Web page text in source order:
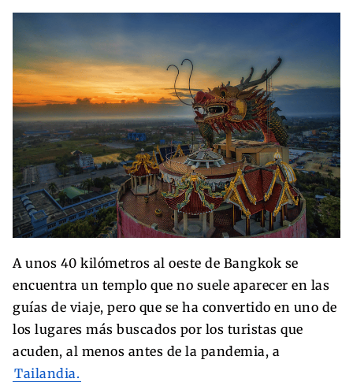
A unos 40 kilómetros al oeste de Bangkok se
encuentra un templo que no suele aparecer en las
guías de viaje, pero que se ha convertido en uno de
los lugares más buscados por los turistas que
acuden, al menos antes de la pandemia, a
Tailandia.